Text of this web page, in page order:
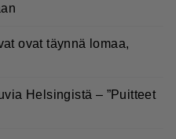
ovat täynnä lomaa,
Helsingistä – ”Puitteet